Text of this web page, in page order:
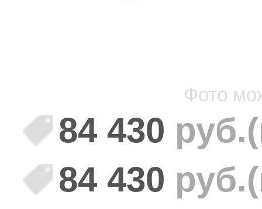
84 430 руб.
84 430 руб.
Фото